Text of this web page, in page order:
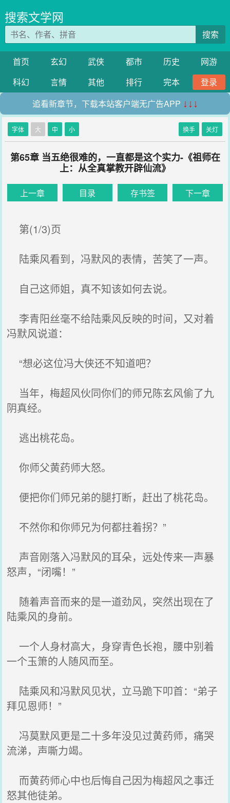
搜索文学网
搜索
首页 玄幻 武侠 都市 历史
网游
科幻
言情 其他 排行 完本
登录
追看新章节，下载本站客户端无广告APP ↓↓↓
字体 大 中 小 换手 关灯
第65章 当五绝很难的，一直都是这个实力-《祖师在
上：从全真掌教开辟仙流》
上一章 目录 存书签 下一章
第(1/3)页
陆乘风看到，冯默风的表情，苦笑了一声。
自己这师姐，真不知该如何去说。
李青阳丝毫不给陆乘风反映的时间，又对着
冯默风说道：
“想必这位冯大侠还不知道吧？
当年，梅超风伙同你们的师兄陈玄风偷了九
阴真经。
逃出桃花岛。
你师父黄药师大怒。
便把你们师兄弟的腿打断，赶出了桃花岛。
不然你和你师兄为何都拄着拐？”
声音刚落入冯默风的耳朵，远处传来一声暴
怒声，“闭嘴！”
随着声音而来的是一道劲风，突然出现在了
陆乘风的身前。
一个人身材高大，身穿青色长袍，腰中别着
一个玉箫的人随风而至。
陆乘风和冯默风见状，立马跪下叩首：“弟子
拜见恩师！”
冯莫默风更是二十多年没见过黄药师，痛哭
流涕，声嘶力竭。
而黄药师心中也后悔自己因为梅超风之事迁
怒其他徒弟。